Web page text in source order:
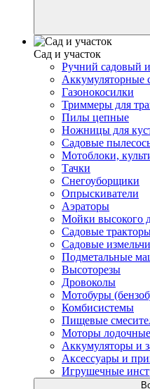
Сад и участок
Ручний садовый
Аккумуляторные
Газонокосилки
Триммеры для
Пилы цепные
Ножницы для
Садовые
Мотоблоки,
Тачки
Снегоуборщики
Опрыскиватели
Аэраторы
Мойки высокого
Садовые
Садовые
Подметальные
Высоторезы
Дровоколы
Мотобуры
Комбисистемы
Пищевые
Моторы лодочные
Аккумуляторы и
Аксессуары и
Игрушечные